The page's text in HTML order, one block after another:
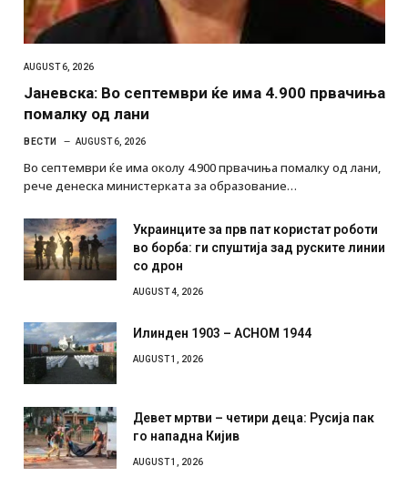
AUGUST 6, 2026
Јаневска: Во септември ќе има 4.900 првачиња
помалку од лани
ВЕСТИ AUGUST 6, 2026
Во септември ќе има околу 4.900 првачиња помалку од лани,
рече денеска министерката за образование…
Украинците за прв пат користат роботи
во борба: ги спуштија зад руските линии
со дрон
AUGUST 4, 2026
Илинден 1903 – АСНОМ 1944
AUGUST 1, 2026
Девет мртви – четири деца: Русија пак
го нападна Кијив
AUGUST 1, 2026